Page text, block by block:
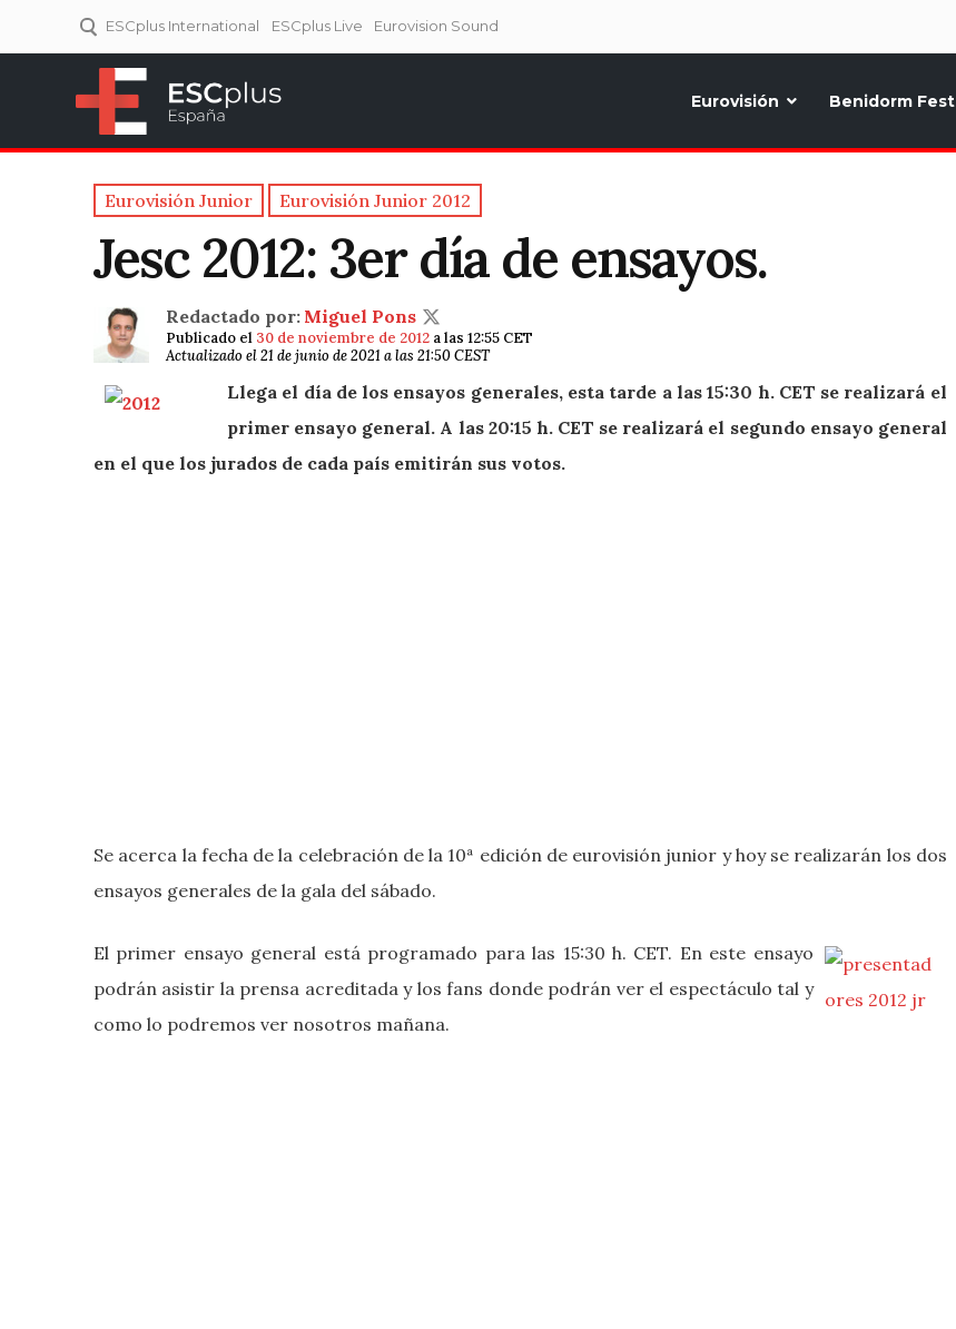
ESCplus International ESCplus Live Eurovision Sound
Eurovisión Benidorm Fest
Eurovisión Junior Eurovisión Junior 2012
Jesc 2012: 3er día de ensayos.
Redactado por: Miguel Pons
Publicado el 30 de noviembre de 2012 a las 12:55 CET
Actualizado el 21 de junio de 2021 a las 21:50 CEST
Llega el día de los ensayos generales, esta tarde a las 15:30 h. CET se realizará el
primer ensayo general. A las 20:15 h. CET se realizará el segundo ensayo general
en el que los jurados de cada país emitirán sus votos.
Se acerca la fecha de la celebración de la 10ª edición de eurovisión junior y hoy se realizarán los dos
ensayos generales de la gala del sábado.
El primer ensayo general está programado para las 15:30 h. CET. En este ensayo
podrán asistir la prensa acreditada y los fans donde podrán ver el espectáculo tal y
como lo podremos ver nosotros mañana.